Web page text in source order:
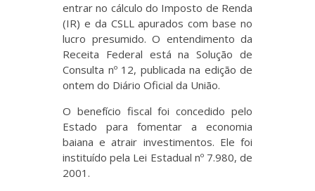
entrar no cálculo do Imposto de Renda
(IR) e da CSLL apurados com base no
lucro presumido. O entendimento da
Receita Federal está na Solução de
Consulta nº 12, publicada na edição de
ontem do Diário Oficial da União.
O benefício fiscal foi concedido pelo
Estado para fomentar a economia
baiana e atrair investimentos. Ele foi
instituído pela Lei Estadual nº 7.980, de
2001.